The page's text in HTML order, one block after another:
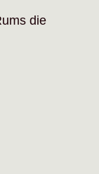
die